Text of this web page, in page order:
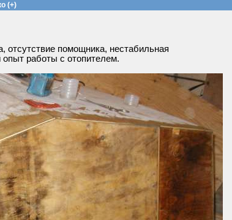
(+)
помощника, нестабильная
работы с отопителем.